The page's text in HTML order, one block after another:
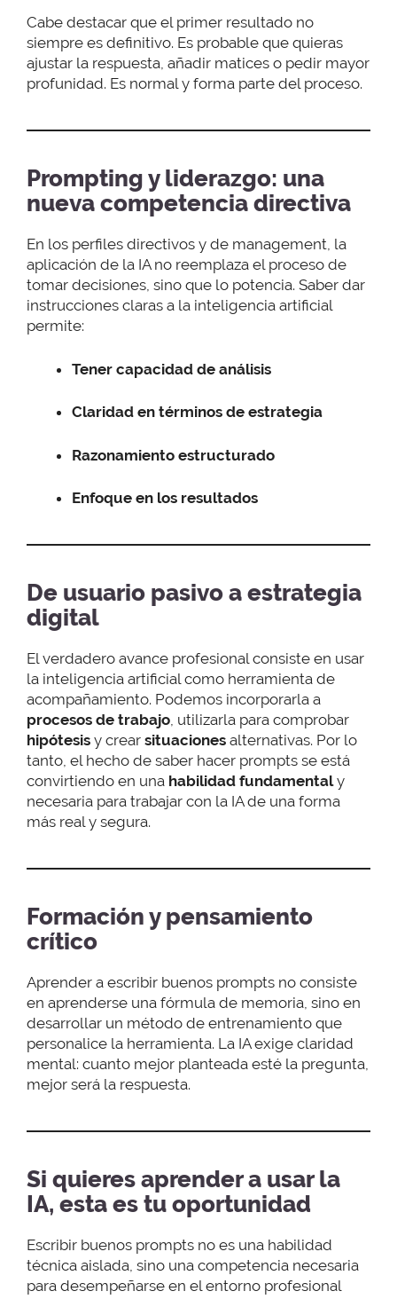
Cabe destacar que el primer resultado no
siempre es definitivo. Es probable que quieras
ajustar la respuesta, añadir matices o pedir mayor
profunidad. Es normal y forma parte del proceso.
Prompting y liderazgo: una
nueva competencia directiva
En los perfiles directivos y de management, la
aplicación de la IA no reemplaza el proceso de
tomar decisiones, sino que lo potencia. Saber dar
instrucciones claras a la inteligencia artificial
permite:
Tener capacidad de análisis
Claridad en términos de estrategia
Razonamiento estructurado
Enfoque en los resultados
De usuario pasivo a estrategia
digital
El verdadero avance profesional consiste en usar
la inteligencia artificial como herramienta de
acompañamiento. Podemos incorporarla a
procesos de trabajo, utilizarla para comprobar
hipótesis y crear situaciones alternativas. Por lo
tanto, el hecho de saber hacer prompts se está
convirtiendo en una habilidad fundamentaly
necesaria para trabajar con la IA de una forma
más real y segura.
Formación y pensamiento
crítico
Aprender a escribir buenos prompts no consiste
en aprenderse una fórmula de memoria, sino en
desarrollar un método de entrenamiento que
personalice la herramienta. La IA exige claridad
mental: cuanto mejor planteada esté la pregunta,
mejor será la respuesta.
Si quieres aprender a usar la
IA, esta es tu oportunidad
Escribir buenos prompts no es una habilidad
técnica aislada, sino una competencia necesaria
para desempeñarse en el entorno profesional